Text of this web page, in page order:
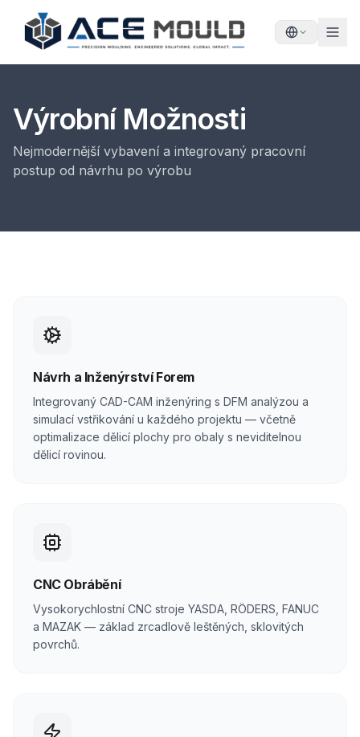
Výrobní Možnosti
Nejmodernější vybavení a integrovaný pracovní
postup od návrhu po výrobu
Návrh a Inženýrství Forem
Integrovaný CAD-CAM inženýring s DFM analýzou a
simulací vstřikování u každého projektu — včetně
optimalizace dělicí plochy pro obaly s neviditelnou
dělicí rovinou.
CNC Obrábění
Vysokorychlostní CNC stroje YASDA, RÖDERS, FANUC
a MAZAK — základ zrcadlově leštěných, sklovitých
povrchů.